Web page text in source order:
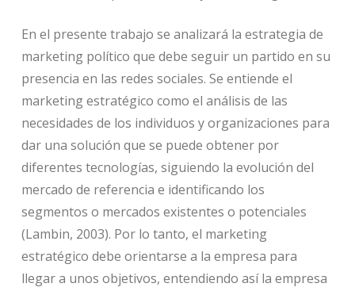
En el presente trabajo se analizará la estrategia de
marketing político que debe seguir un partido en su
presencia en las redes sociales. Se entiende el
marketing estratégico como el análisis de las
necesidades de los individuos y organizaciones para
dar una solución que se puede obtener por
diferentes tecnologías, siguiendo la evolución del
mercado de referencia e identificando los
segmentos o mercados existentes o potenciales
(Lambin, 2003). Por lo tanto, el marketing
estratégico debe orientarse a la empresa para
llegar a unos objetivos, entendiendo así la empresa